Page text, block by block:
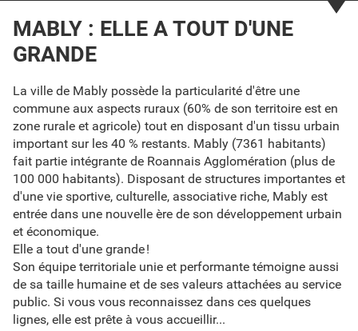
MABLY : ELLE A TOUT D'UNE
GRANDE
La ville de Mably possède la particularité d'être une
commune aux aspects ruraux (60% de son territoire est en
zone rurale et agricole) tout en disposant d'un tissu urbain
important sur les 40 % restants. Mably (7361 habitants)
fait partie intégrante de Roannais Agglomération (plus de
100 000 habitants). Disposant de structures importantes et
d'une vie sportive, culturelle, associative riche, Mably est
entrée dans une nouvelle ère de son développement urbain
et économique.
Elle a tout d'une grande !
Son équipe territoriale unie et performante témoigne aussi
de sa taille humaine et de ses valeurs attachées au service
public. Si vous vous reconnaissez dans ces quelques
lignes, elle est prête à vous accueillir...